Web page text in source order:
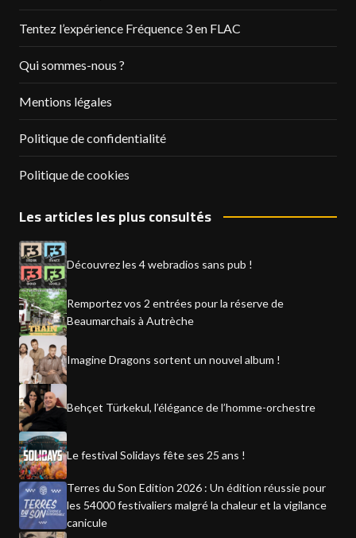
Tentez l’expérience Fréquence 3 en FLAC
Qui sommes-nous ?
Mentions légales
Politique de confidentialité
Politique de cookies
Les articles les plus consultés
Découvrez les 4 webradios sans pub !
Remportez vos 2 entrées pour la réserve de
Beaumarchais à Autrèche
Imagine Dragons sortent un nouvel album !
Behçet Türkekul, l’élégance de l’homme-orchestre
Le festival Solidays fête ses 25 ans !
Terres du Son Edition 2026 : Un édition réussie pour
les 54000 festivaliers malgré la chaleur et la vigilance
canicule